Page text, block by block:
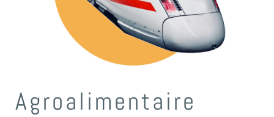
Agroalimentaire